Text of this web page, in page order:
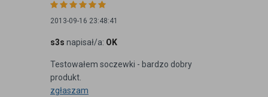
2013-09-16 23:48:41
s3s napisał/a: OK
Testowałem soczewki - bardzo dobry
produkt.
zgłaszam